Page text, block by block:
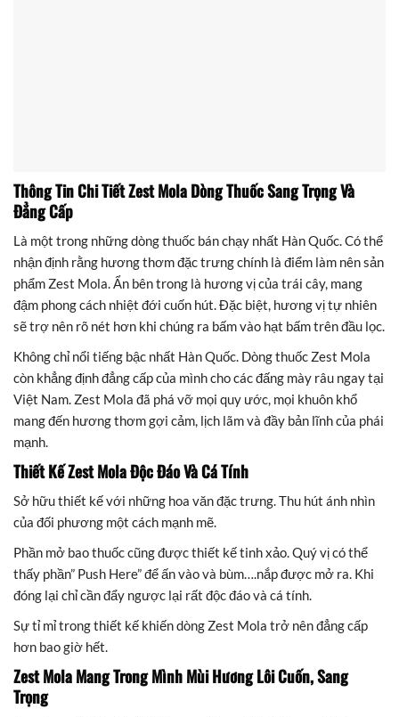
Thông Tin Chi Tiết Zest Mola Dòng Thuốc Sang Trọng Và
Đẳng Cấp
Là một trong những dòng thuốc bán chạy nhất Hàn Quốc. Có thể
nhận định rằng hương thơm đặc trưng chính là điểm làm nên sản
phẩm Zest Mola. Ẩn bên trong là hương vị của trái cây, mang
đậm phong cách nhiệt đới cuốn hút. Đặc biệt, hương vị tự nhiên
sẽ trợ nên rõ nét hơn khi chúng ra bấm vào hạt bấm trên đầu lọc.
Không chỉ nổi tiếng bậc nhất Hàn Quốc. Dòng thuốc Zest Mola
còn khẳng định đẳng cấp của mình cho các đấng mày râu ngay tại
Việt Nam. Zest Mola đã phá vỡ mọi quy ước, mọi khuôn khổ
mang đến hương thơm gợi cảm, lịch lãm và đầy bản lĩnh của phái
mạnh.
Thiết Kế Zest Mola Độc Đáo Và Cá Tính
Sở hữu thiết kế với những hoa văn đặc trưng. Thu hút ánh nhìn
của đối phương một cách mạnh mẽ.
Phần mở bao thuốc cũng được thiết kế tinh xảo. Quý vị có thể
thấy phần” Push Here” để ấn vào và bùm….nắp được mở ra. Khi
đóng lại chỉ cần đẩy ngược lại rất độc đáo và cá tính.
Sự tỉ mỉ trong thiết kế khiến dòng Zest Mola trở nên đẳng cấp
hơn bao giờ hết.
Zest Mola Mang Trong Mình Mùi Hương Lôi Cuốn, Sang
Trọng